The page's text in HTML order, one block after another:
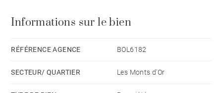
disposition et le choix des essences.
Ces évolutions délicates sont l’œuvre de l’architecte
Félix de Chazournes (prix Femina 1936) qui perçut les
Informations sur le bien
RÉFÉRENCE AGENCE BOL6182
SECTEUR/ QUARTIER Les Monts d'Or